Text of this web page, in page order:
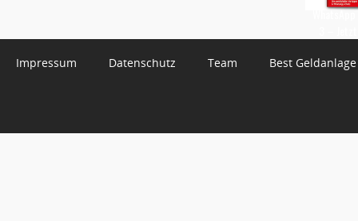
Impressum Datenschutz Team Best Geldanlage